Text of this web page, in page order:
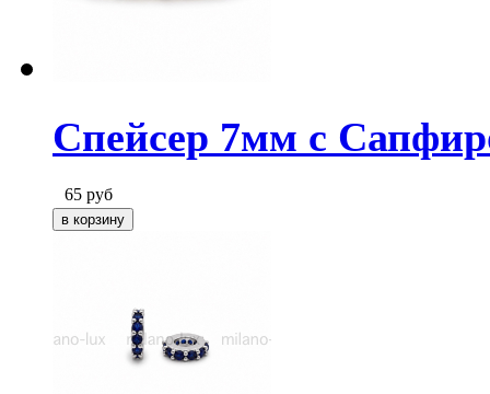
Спейсер 7мм с
65 руб